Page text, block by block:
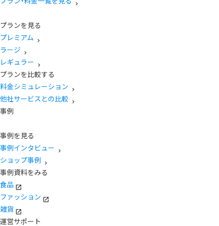
プランを見る
プレミアム
ラージ
レギュラー
プランを比較する
料金シミュレーション
他社サービスとの比較
事例
事例を見る
事例インタビュー
ショップ事例
事例資料をみる
食品
ファッション
雑貨
運営サポート